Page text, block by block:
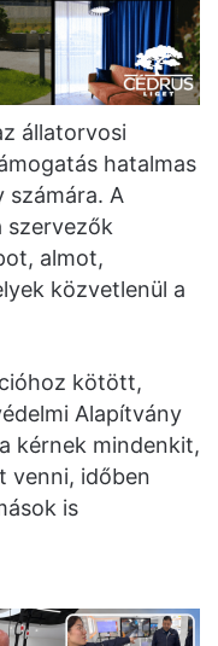
állatorvosi
hatalmas
számára. A
szervezők
almot,
közvetlenül a
kötött,
Alapítvány
kérnek mindenkit,
venni, időben
is